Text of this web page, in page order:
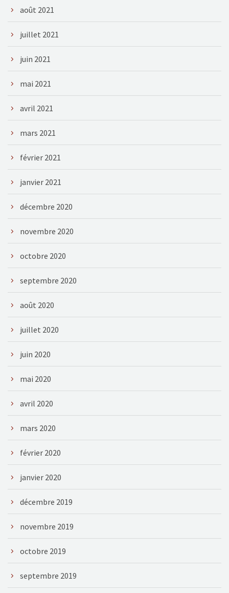
août 2021
juillet 2021
juin 2021
mai 2021
avril 2021
mars 2021
février 2021
janvier 2021
décembre 2020
novembre 2020
octobre 2020
septembre 2020
août 2020
juillet 2020
juin 2020
mai 2020
avril 2020
mars 2020
février 2020
janvier 2020
décembre 2019
novembre 2019
octobre 2019
septembre 2019